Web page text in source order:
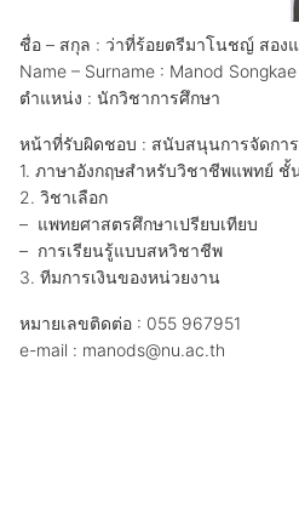
ชื่อ – สกุล : ว่าที่ร้อยตรีมาโนชญ์ สอง
Name – Surname : Manod Songkae
ตำแหน่ง : นักวิชาการศึกษา
หน้าที่รับผิดชอบ : สนับสนุนการจัดกา
1. ภาษาอังกฤษสำหรับวิชาชีพแพทย์ ชั้
2. วิชาเลือก
– แพทยศาสตรศึกษาเปรียบเทียบ
– การเรียนรู้แบบสหวิชาชีพ
3. ทีมการเงินของหน่วยงาน
หมายเลขติดต่อ : 055 967951
e-mail : manods@nu.ac.th